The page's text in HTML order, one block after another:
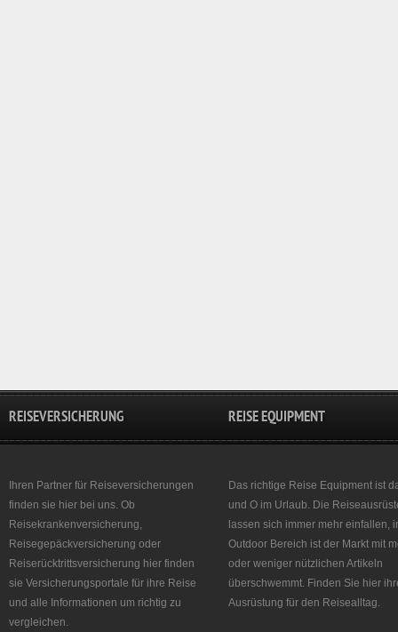
REISEVERSICHERUNG
Ihren Partner für Reiseversicherungen
finden sie hier bei uns. Ob
Reisekrankenversicherung,
Reisegepäckversicherung oder
Reiserücktrittsversicherung hier finden
sie Versicherungsportale für ihre Reise
und alle Informationen um richtig zu
vergleichen.
REISE EQUIPMENT
Das richtige Reise Equipment ist
und O im Urlaub. Die
lassen sich immer mehr einfallen,
Outdoor Bereich ist der Markt mit
oder weniger nützlichen Artikeln
überschwemmt. Finden Sie hier
Ausrüstung für den Reisealltag.